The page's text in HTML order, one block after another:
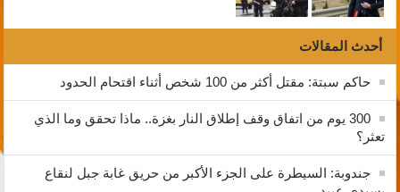
أحدث المقالات
حاكم سبتة: مقتل أكثر من 100 شخص أثناء اقتحام الحدود
300 يوم من اتفاق وقف إطلاق النار بغزة.. ماذا تحقق وما الذي
تعثر؟
جندوبة: السيطرة على الجزء الأكبر من حريق غابة جبل لنقاع